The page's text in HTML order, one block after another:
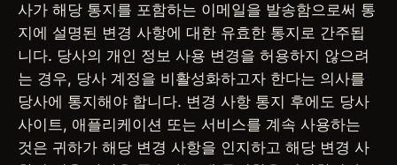
사가 해당 통지를 포함하는 이메일을 발송함으로써 통
지에 설명된 변경 사항에 대한 유효한 통지로 간주됩
니다. 당사의 개인 정보 사용 변경을 허용하지 않으려
는 경우, 당사 계정을 비활성화하고자 한다는 의사를
당사에 통지해야 합니다. 변경 사항 통지 후에도 당사
사이트, 애플리케이션 또는 서비스를 계속 사용하는
것은 귀하가 해당 변경 사항을 인지하고 해당 변경 사